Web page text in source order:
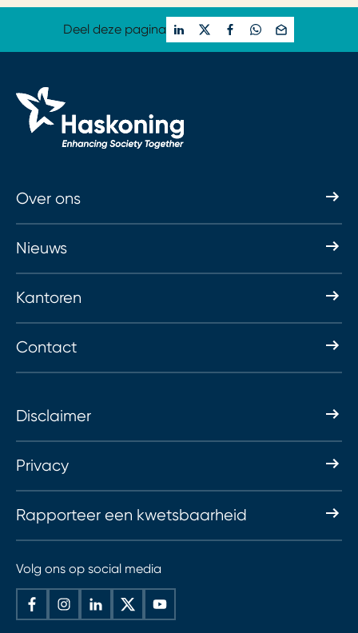
Deel deze pagina
Over ons
Nieuws
Kantoren
Contact
Disclaimer
Privacy
Rapporteer een kwetsbaarheid
Volg ons op social media